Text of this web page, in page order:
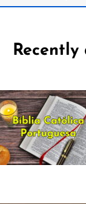
Recently
July